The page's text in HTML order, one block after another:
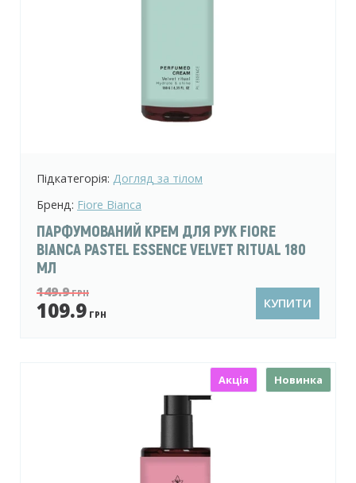
Підкатегорія: Догляд за тілом
Бренд: Fiore Bianca
ПАРФУМОВАНИЙ КРЕМ ДЛЯ РУК FIORE
BIANCA PASTEL ESSENCE VELVET RITUAL 180
МЛ
149.9ГРН
109.9 ГРН
КУПИТИ
Акція Новинка